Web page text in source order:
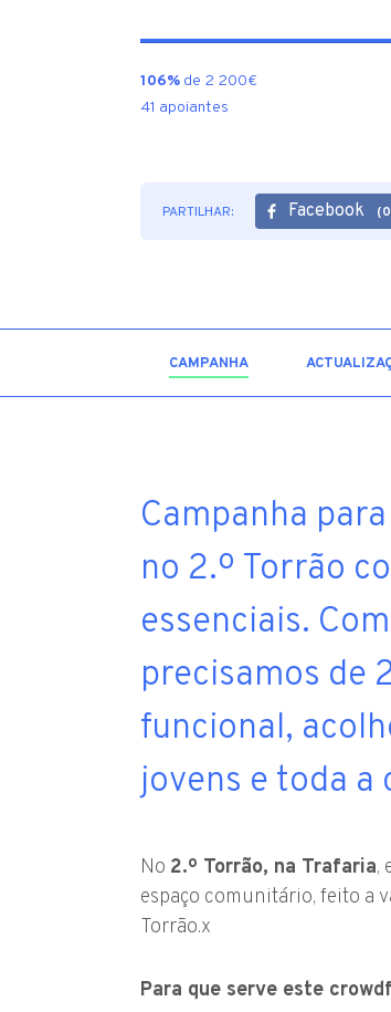
106% de 2 200€
41 apoiantes
PARTILHAR: Facebook
CAMPANHA
Campanha
no 2.º Torrão
essenciais.
precisamos de
funcional,
jovens e toda a
No 2.º Torrão, na Trafaria,
espaço comunitário, feito a
Torrão.x
Para que serve este